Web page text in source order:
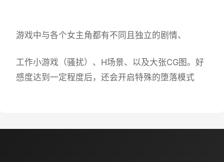
游戏中与各个女主角都有不同且独立的剧情、
工作小游戏（骚扰）、H场景、以及大张CG图。好
感度达到一定程度后，还会开启特殊的堕落模式